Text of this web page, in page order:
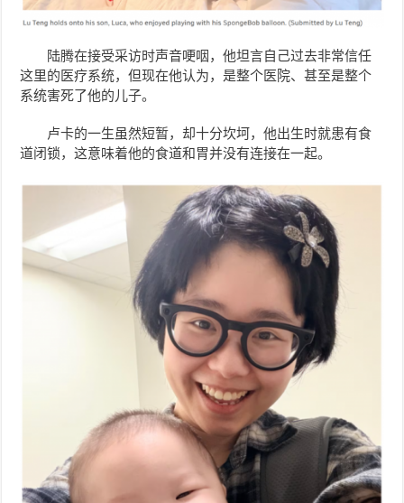
陆腾在接受采访时声音哽咽，他坦言自己过去非常信任
这里的医疗系统，但现在他认为，是整个医院、甚至是整个
系统害死了他的儿子。
卢卡的一生虽然短暂，却十分坎坷，他出生时就患有食
道闭锁，这意味着他的食道和胃并没有连接在一起。